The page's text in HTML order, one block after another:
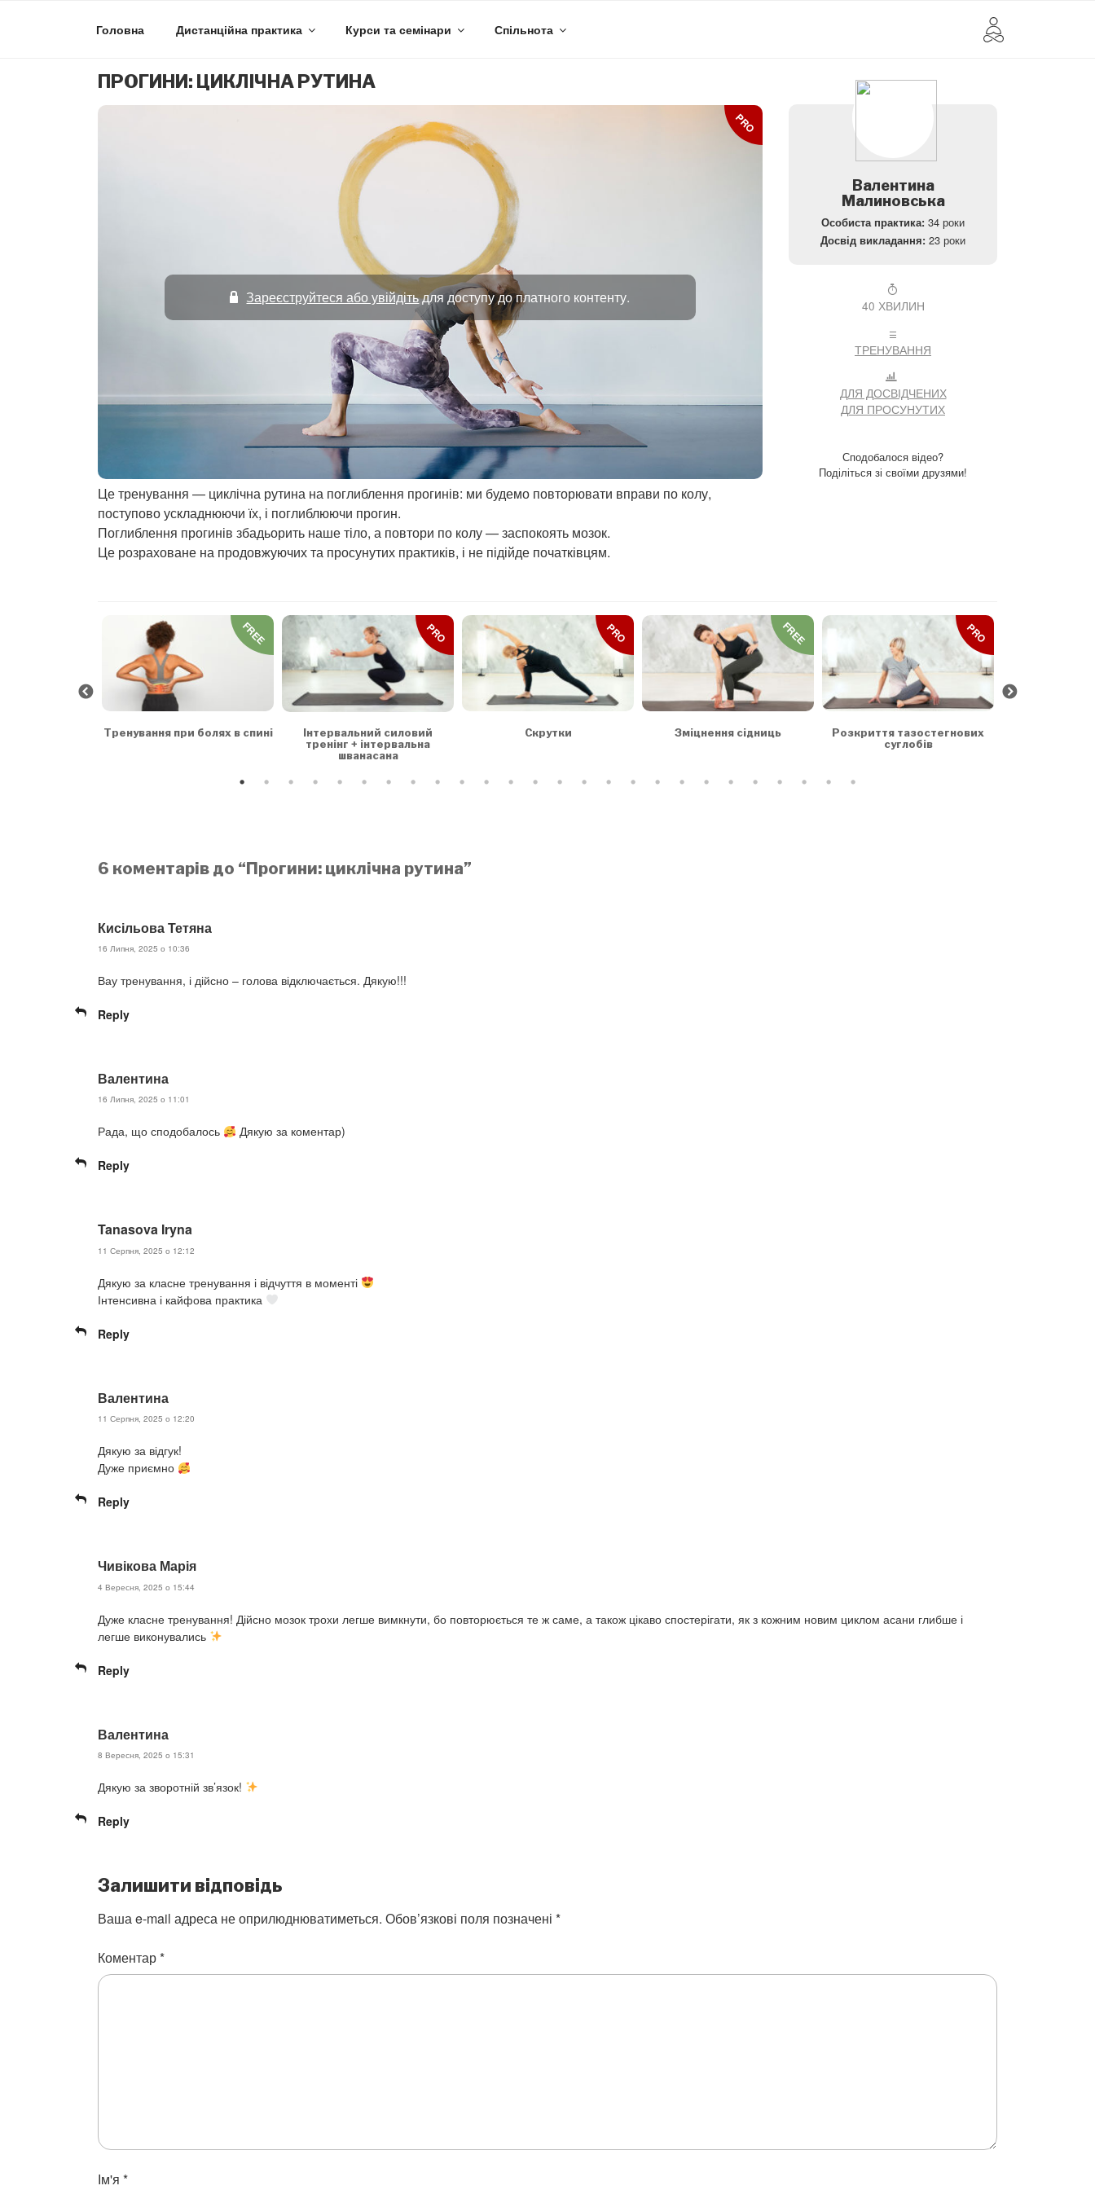
Головна Дистанційна практика Курси та семінари Спільнота
ПРОГИНИ: ЦИКЛІЧНА РУТИНА
PRO
Зареєструйтеся або увійдітьдля доступу до платного контенту.
Це тренування — циклічна рутина на поглиблення прогинів: ми будемо повторювати вправи по колу,
поступово ускладнюючи їх, і поглиблюючи прогин.
Поглиблення прогинів збадьорить наше тіло, а повтори по колу — заспокоять мозок.
Це розраховане на продовжуючих та просунутих практиків, і не підійде початківцям.
Валентина
Малиновська
Особиста практика: 34 роки
Досвід викладання: 23 роки
40 ХВИЛИН
ТРЕНУВАННЯ
ДЛЯ ДОСВІДЧЕНИХ
ДЛЯ ПРОСУНУТИХ
Сподобалося відео?
Поділіться зі своїми друзями!
Тренування при болях в спині
FREE
Інтервальний силовий
тренінг + інтервальна
шванасана
PRO
Скрутки
PRO
Зміцнення сідниць
FREE
Розкриття тазостегнових
суглобів
PRO
6 коментарів до “Прогини: циклічна рутина”
Кисільова Тетяна
16 Липня, 2025 о 10:36
Вау тренування, і дійсно – голова відключається. Дякую!!!
Reply
Валентина
16 Липня, 2025 о 11:01
Рада, що сподобалось Дякую за коментар)
Reply
Tanasova Iryna
11 Серпня, 2025 о 12:12
Дякую за класне тренування і відчуття в моменті
Інтенсивна і кайфова практика
Reply
Валентина
11 Серпня, 2025 о 12:20
Дякую за відгук!
Дуже приємно
Reply
Чивікова Марія
4 Вересня, 2025 о 15:44
Дуже класне тренування! Дійсно мозок трохи легше вимкнути, бо повторюється те ж саме, а також цікаво спостерігати, як з кожним новим циклом асани глибше і
легше виконувались
Reply
Валентина
8 Вересня, 2025 о 15:31
Дякую за зворотній зв’язок!
Reply
Залишити відповідь
Ваша e-mail адреса не оприлюднюватиметься. Обов’язкові поля позначені *
Коментар*
Ім'я *